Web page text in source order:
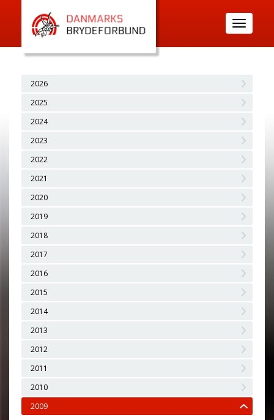
Toggle
navigation
2026
2025
2024
2023
2022
2021
2020
2019
2018
2017
2016
2015
2014
2013
2012
2011
2010
2009